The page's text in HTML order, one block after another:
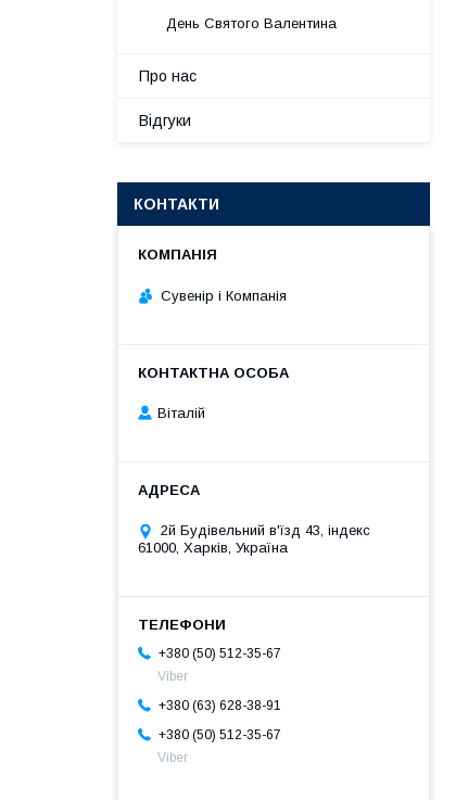
День Святого Валентина
Про нас
Відгуки
КОНТАКТИ
Сувенір і Компанія
Віталій
2й Будівельний в'їзд 43, індекс
61000, Харків, Україна
+380 (50) 512-35-67
Viber
+380 (63) 628-38-91
+380 (50) 512-35-67
Viber